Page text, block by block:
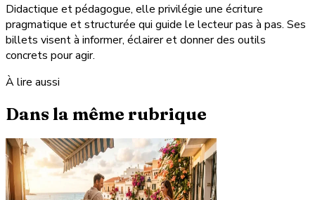
Didactique et pédagogue, elle privilégie une écriture
pragmatique et structurée qui guide le lecteur pas à pas. Ses
billets visent à informer, éclairer et donner des outils
concrets pour agir.
À lire aussi
Dans la même rubrique